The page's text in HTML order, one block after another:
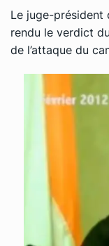
Le juge-président
rendu le verdict
de l’attaque du